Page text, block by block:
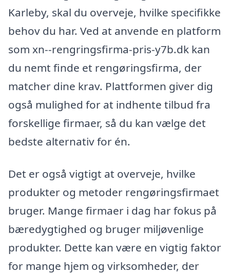
Karleby, skal du overveje, hvilke specifikke
behov du har. Ved at anvende en platform
som xn--rengringsfirma-pris-y7b.dk kan
du nemt finde et rengøringsfirma, der
matcher dine krav. Plattformen giver dig
også mulighed for at indhente tilbud fra
forskellige firmaer, så du kan vælge det
bedste alternativ for én.
Det er også vigtigt at overveje, hvilke
produkter og metoder rengøringsfirmaet
bruger. Mange firmaer i dag har fokus på
bæredygtighed og bruger miljøvenlige
produkter. Dette kan være en vigtig faktor
for mange hjem og virksomheder, der